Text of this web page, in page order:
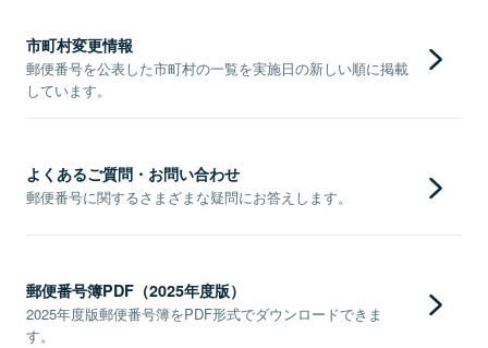
市町村変更情報
郵便番号を公表した市町村の一覧を実施日の新しい順に掲載
しています。
よくあるご質問・お問い合わせ
郵便番号に関するさまざまな疑問にお答えします。
郵便番号簿PDF（2025年度版）
2025年度版郵便番号簿をPDF形式でダウンロードできま
す。